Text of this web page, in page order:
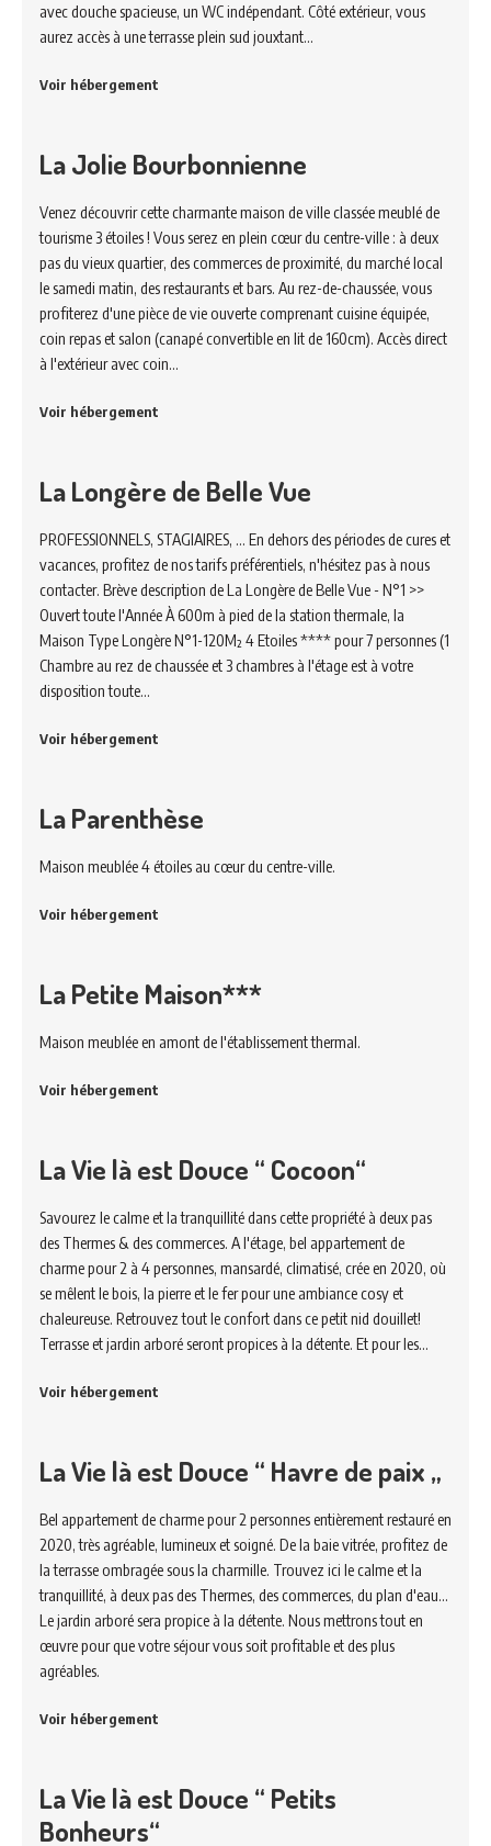
avec douche spacieuse, un WC indépendant. Côté extérieur, vous
aurez accès à une terrasse plein sud jouxtant…
Voir hébergement
La Jolie Bourbonnienne
Venez découvrir cette charmante maison de ville classée meublé de
tourisme 3 étoiles ! Vous serez en plein cœur du centre-ville : à deux
pas du vieux quartier, des commerces de proximité, du marché local
le samedi matin, des restaurants et bars. Au rez-de-chaussée, vous
profiterez d'une pièce de vie ouverte comprenant cuisine équipée,
coin repas et salon (canapé convertible en lit de 160cm). Accès direct
à l'extérieur avec coin…
Voir hébergement
La Longère de Belle Vue
PROFESSIONNELS, STAGIAIRES, ... En dehors des périodes de cures et
vacances, profitez de nos tarifs préférentiels, n'hésitez pas à nous
contacter. Brève description de La Longère de Belle Vue - N°1 >>
Ouvert toute l'Année À 600m à pied de la station thermale, la
Maison Type Longère N°1-120M² 4 Etoiles **** pour 7 personnes (1
Chambre au rez de chaussée et 3 chambres à l'étage est à votre
disposition toute…
Voir hébergement
La Parenthèse
Maison meublée 4 étoiles au cœur du centre-ville.
Voir hébergement
La Petite Maison***
Maison meublée en amont de l'établissement thermal.
Voir hébergement
La Vie là est Douce “ Cocoon“
Savourez le calme et la tranquillité dans cette propriété à deux pas
des Thermes & des commerces. A l'étage, bel appartement de
charme pour 2 à 4 personnes, mansardé, climatisé, crée en 2020, où
se mêlent le bois, la pierre et le fer pour une ambiance cosy et
chaleureuse. Retrouvez tout le confort dans ce petit nid douillet!
Terrasse et jardin arboré seront propices à la détente. Et pour les…
Voir hébergement
La Vie là est Douce “ Havre de paix „
Bel appartement de charme pour 2 personnes entièrement restauré en
2020, très agréable, lumineux et soigné. De la baie vitrée, profitez de
la terrasse ombragée sous la charmille. Trouvez ici le calme et la
tranquillité, à deux pas des Thermes, des commerces, du plan d'eau...
Le jardin arboré sera propice à la détente. Nous mettrons tout en
œuvre pour que votre séjour vous soit profitable et des plus
agréables.
Voir hébergement
La Vie là est Douce “ Petits
Bonheurs“